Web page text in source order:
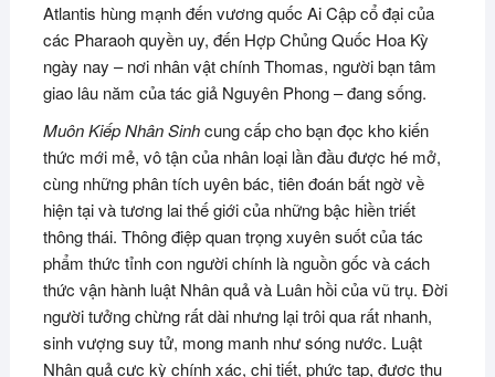
Atlantis hùng mạnh đến vương quốc Ai Cập cổ đại của
các Pharaoh quyền uy, đến Hợp Chủng Quốc Hoa Kỳ
ngày nay – nơi nhân vật chính Thomas, người bạn tâm
giao lâu năm của tác giả Nguyên Phong – đang sống.
Muôn Kiếp Nhân Sinhcung cấp cho bạn đọc kho kiến
thức mới mẻ, vô tận của nhân loại lần đầu được hé mở,
cùng những phân tích uyên bác, tiên đoán bất ngờ về
hiện tại và tương lai thế giới của những bậc hiền triết
thông thái. Thông điệp quan trọng xuyên suốt của tác
phẩm thức tỉnh con người chính là nguồn gốc và cách
thức vận hành luật Nhân quả và Luân hồi của vũ trụ. Đời
người tưởng chừng rất dài nhưng lại trôi qua rất nhanh,
sinh vượng suy tử, mong manh như sóng nước. Luật
Nhân quả cực kỳ chính xác, chi tiết, phức tạp, được thu